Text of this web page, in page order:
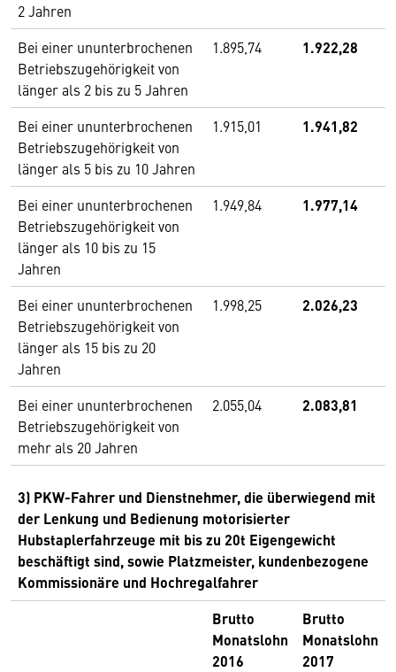
2 Jahren
Bei einer ununterbrochenen
Betriebszugehörigkeit von
länger als 2 bis zu 5 Jahren
1.895,74 1.922,28
Bei einer ununterbrochenen
Betriebszugehörigkeit von
länger als 5 bis zu 10 Jahren
1.915,01 1.941,82
Bei einer ununterbrochenen
Betriebszugehörigkeit von
länger als 10 bis zu 15
Jahren
1.949,84 1.977,14
Bei einer ununterbrochenen
Betriebszugehörigkeit von
länger als 15 bis zu 20
Jahren
1.998,25 2.026,23
Bei einer ununterbrochenen
Betriebszugehörigkeit von
mehr als 20 Jahren
2.055,04 2.083,81
3) PKW-Fahrer und Dienstnehmer, die überwiegend mit
der Lenkung und Bedienung motorisierter
Hubstaplerfahrzeuge mit bis zu 20t Eigengewicht
beschäftigt sind, sowie Platzmeister, kundenbezogene
Kommissionäre und Hochregalfahrer
Brutto
Monatslohn
2016
Brutto
Monatslohn
2017